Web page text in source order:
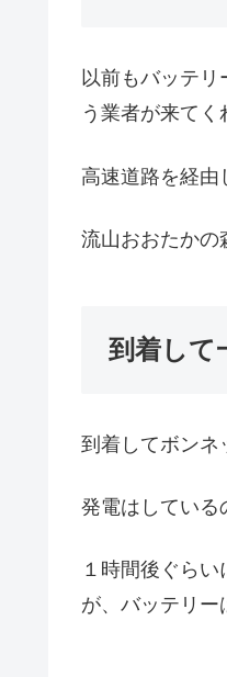
以前もバッテ
う業者が来てく
高速道路を経由
流山おおたかの
到着して
到着してボンネ
発電はしている
１時間後ぐら
が、バッテリー